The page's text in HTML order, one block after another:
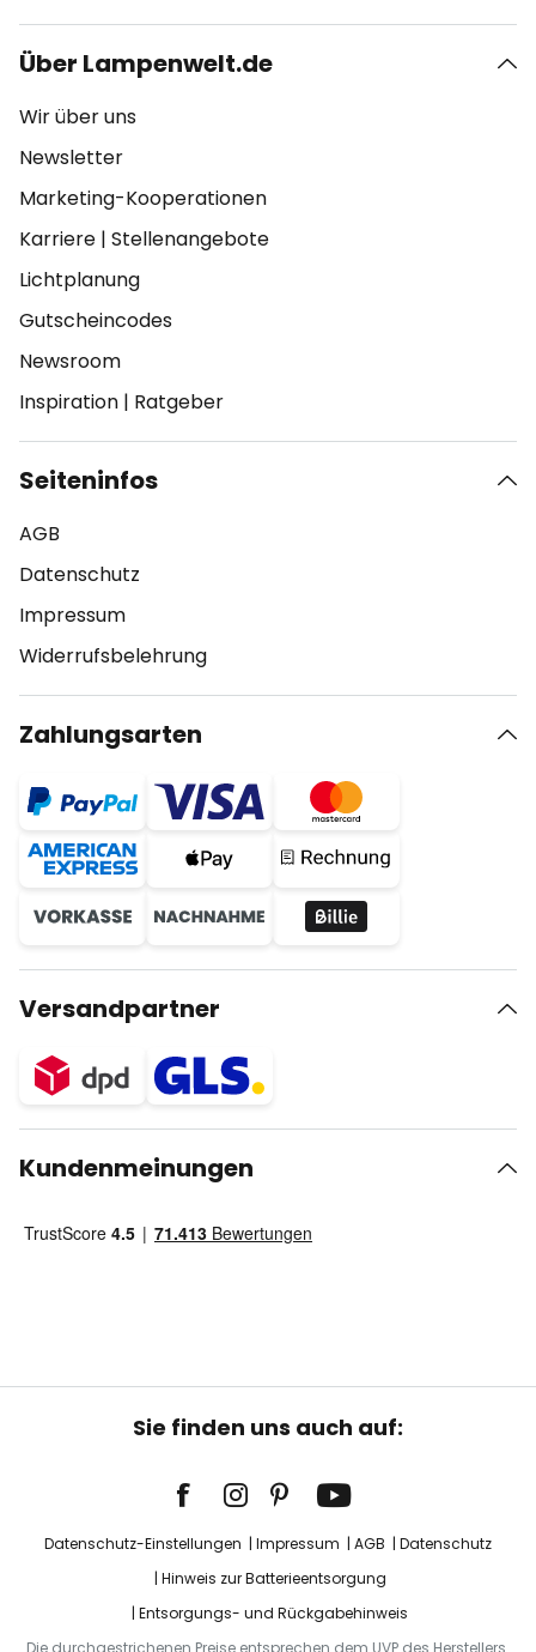
Über Lampenwelt.de
Wir über uns
Newsletter
Marketing-Kooperationen
Karriere | Stellenangebote
Lichtplanung
Gutscheincodes
Newsroom
Inspiration | Ratgeber
Seiteninfos
AGB
Datenschutz
Impressum
Widerrufsbelehrung
Zahlungsarten
Versandpartner
Kundenmeinungen
Sie finden uns auch auf:
Datenschutz-Einstellungen Impressum AGB
Datenschutz
Hinweis zur Batterieentsorgung
Entsorgungs- und Rückgabehinweis
Die durchgestrichenen Preise entsprechen dem UVP des Herstellers.